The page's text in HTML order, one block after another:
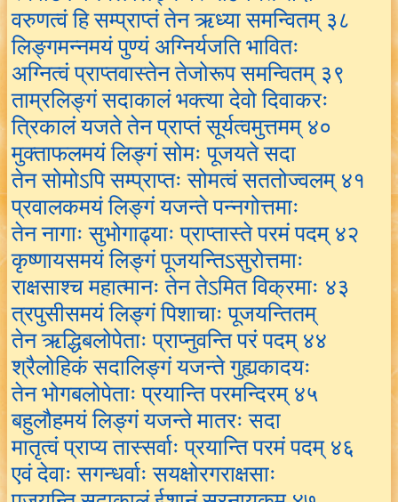
वरुणत्वं हि सम्प्राप्तं तेन ऋध्या समन्वितम् ३८
लिङ्गमन्नमयं पुण्यं अग्निर्यजति भावितः
अग्नित्वं प्राप्तवास्तेन तेजोरूप समन्वितम् ३९
ताम्रलिङ्गं सदाकालं भक्त्या देवो दिवाकरः
त्रिकालं यजते तेन प्राप्तं सूर्यत्वमुत्तमम् ४०
मुक्ताफलमयं लिङ्गं सोमः पूजयते सदा
तेन सोमोऽपि सम्प्राप्तः सोमत्वं सततोज्वलम् ४१
प्रवालकमयं लिङ्गं यजन्ते पन्नगोत्तमाः
तेन नागाः सुभोगाढ्याः प्राप्तास्ते परमं पदम् ४२
कृष्णायसमयं लिङ्गं पूजयन्तिऽसुरोत्तमाः
राक्षसाश्च महात्मानः तेन तेऽमित विक्रमाः ४३
त्रपुसीसमयं लिङ्गं पिशाचाः पूजयन्तितम्
तेन ऋद्धिबलोपेताः प्राप्नुवन्ति परं पदम् ४४
श्रैलोहिकं सदालिङ्गं यजन्ते गुह्यकादयः
तेन भोगबलोपेताः प्रयान्ति परमन्दिरम् ४५
बहुलौहमयं लिङ्गं यजन्ते मातरः सदा
मातृत्वं प्राप्य तास्सर्वाः प्रयान्ति परमं पदम् ४६
एवं देवाः सगन्धर्वाः सयक्षोरगराक्षसाः